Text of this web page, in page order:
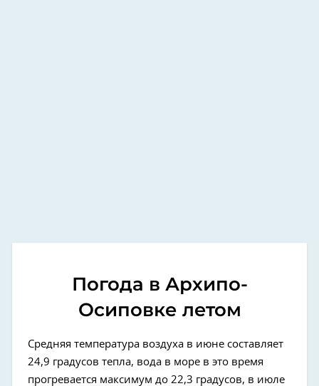
Погода в Архипо-
Осиповке летом
Средняя температура воздуха в июне составляет
24,9 градусов тепла, вода в море в это время
прогревается максимум до 22,3 градусов, в июле